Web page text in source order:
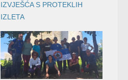
IZVJEŠĆA S PROTEKLIH
IZLETA